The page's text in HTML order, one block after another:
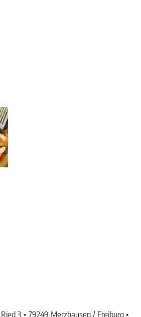
3 • 79249 Merzhausen / Freiburg •